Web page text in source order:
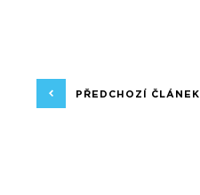
PŘEDCHOZÍ ČLÁNEK